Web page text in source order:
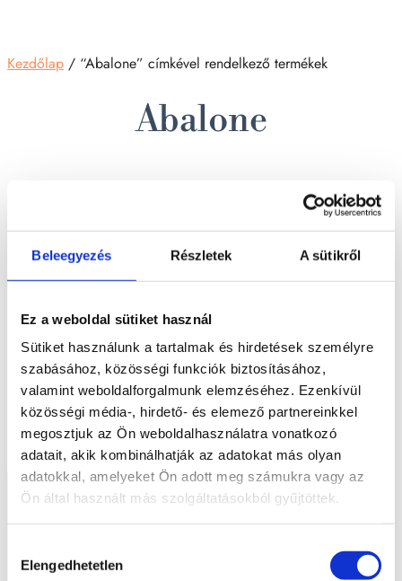
Beleegyezés Részletek A sütikről
Ez a weboldal sütiket használ
Sütiket használunk a tartalmak és hirdetések személyre
szabásához, közösségi funkciók biztosításához,
valamint weboldalforgalmunk elemzéséhez. Ezenkívül
közösségi média-, hirdető- és elemező partnereinkkel
megosztjuk az Ön weboldalhasználatra vonatkozó
adatait, akik kombinálhatják az adatokat más olyan
adatokkal, amelyeket Ön adott meg számukra vagy az
Ön által használt más szolgáltatásokból gyűjtöttek.
kiválasztása
Elengedhetetlen
Kezdőlap / “Abalone” címkével rendelkező termékek
Abalone
Füstölő csomag
10 900 Ft
Bővebb információ Kosárba teszem
Elérhetőségek